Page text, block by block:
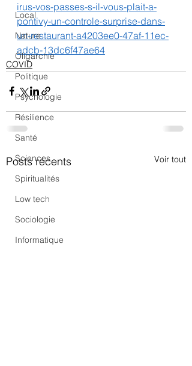
Local
Nature
Oligarchie
Politique
Psychologie
Résilience
Santé
Sciences
Spiritualités
Low tech
Sociologie
Informatique
irus-vos-passes-s-il-vous-plait-a-
pontivy-un-controle-surprise-dans-
un-restaurant-a4203ee0-47af-11ec-
adcb-13dc6f47ae64
COVID
Posts récents Voir tout